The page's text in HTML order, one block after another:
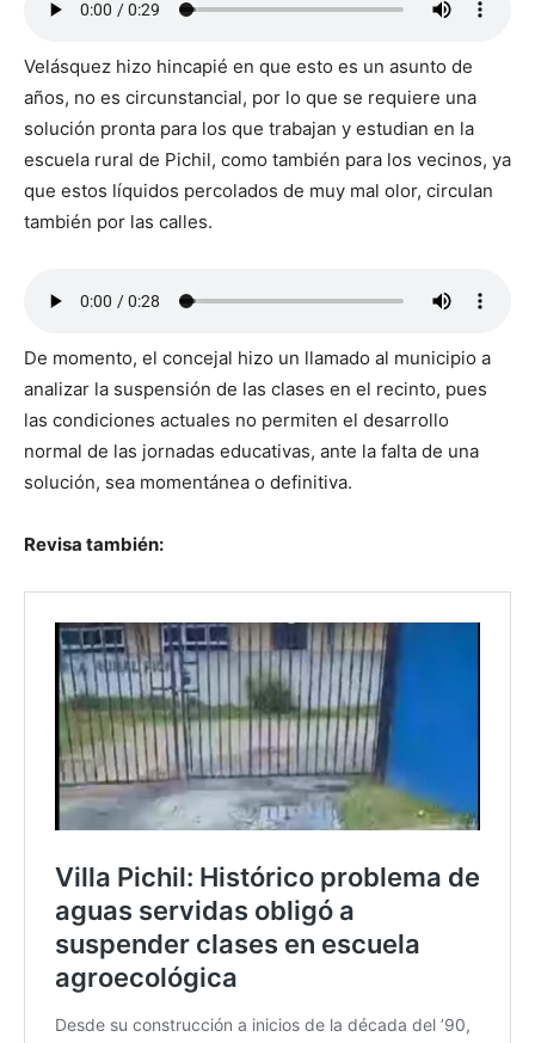
Velásquez hizo hincapié en que esto es un asunto de
años, no es circunstancial, por lo que se requiere una
solución pronta para los que trabajan y estudian en la
escuela rural de Pichil, como también para los vecinos, ya
que estos líquidos percolados de muy mal olor, circulan
también por las calles.
De momento, el concejal hizo un llamado al municipio a
analizar la suspensión de las clases en el recinto, pues
las condiciones actuales no permiten el desarrollo
normal de las jornadas educativas, ante la falta de una
solución, sea momentánea o definitiva.
Revisa también: